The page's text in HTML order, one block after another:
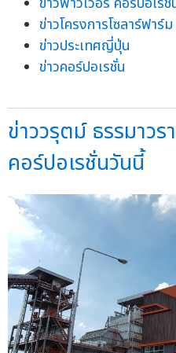
ข่าวโครงการโซลาร์ฟาร์ม
ข่าวประเทศญี่ปุ่น
ข่าวคอร์ปอเรชั่น
ข่าววรุตม์ ธรรมาว
คอร์ปอเรชั่นวันนี้